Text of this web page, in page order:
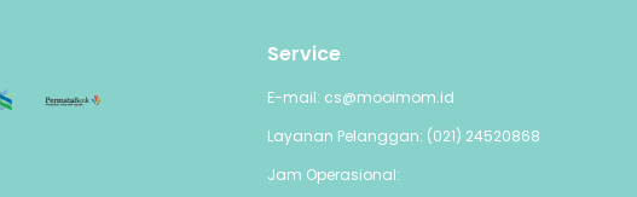
Service
E-mail: cs@mooimom.id
Layanan Pelanggan: (021) 24520868
Jam Operasional: